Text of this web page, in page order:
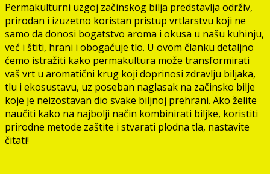
Permakulturni uzgoj začinskog bilja predstavlja održiv,
prirodan i izuzetno koristan pristup vrtlarstvu koji ne
samo da donosi bogatstvo aroma i okusa u našu kuhinju,
već i štiti, hrani i obogaćuje tlo. U ovom članku detaljno
ćemo istražiti kako permakultura može transformirati
vaš vrt u aromatični krug koji doprinosi zdravlju biljaka,
tlu i ekosustavu, uz poseban naglasak na začinsko bilje
koje je neizostavan dio svake biljnoj prehrani. Ako želite
naučiti kako na najbolji način kombinirati biljke, koristiti
prirodne metode zaštite i stvarati plodna tla, nastavite
čitati!